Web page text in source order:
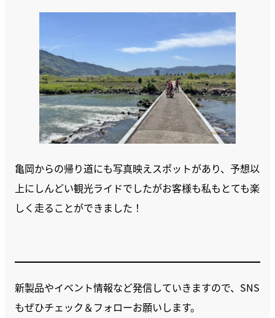
亀岡からの帰り道にも写真映えスポットがあり、予想以
上にしんどい観光ライドでしたがお客様も私もとても楽
しく走ることができました！
新製品やイベント情報など発信していきますので、SNS
もぜひチェック＆フォローお願いします。